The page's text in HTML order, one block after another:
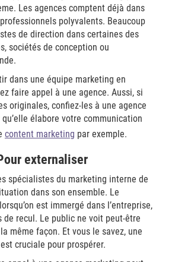
Les agences comptent déjà dans
polyvalents. Beaucoup
de direction dans certaines des
sociétés de conception ou
dans une équipe marketing en
faire appel à une agence. Aussi, si
originales, confiez-les à une agence
élabore votre communication
content marketing par exemple.
externaliser
spécialistes du marketing interne de
dans son ensemble. Le
est immergé dans l’entreprise,
de recul. Le public ne voit peut-être
même façon. Et vous le savez, une
cruciale pour prospérer.